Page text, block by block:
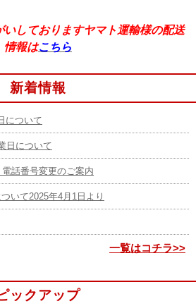
しておりますヤマト運輸様の配送
情報はこちら
新着情報
について
日について
話番号変更のご案内
いて2025年4月1日より
一覧はコチラ>>
ックアップ